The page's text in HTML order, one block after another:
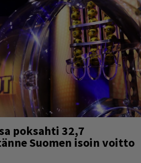
poksahti 32,7
Suomen isoin voitto